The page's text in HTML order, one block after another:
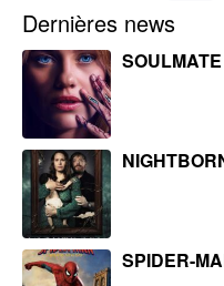
Dernières news
SPIDER-